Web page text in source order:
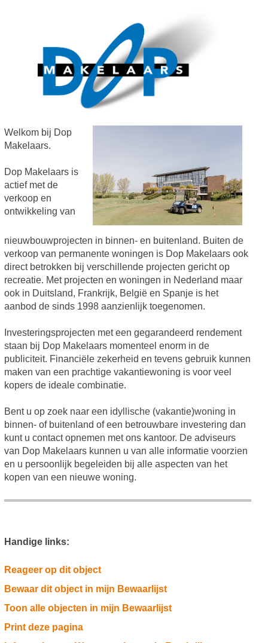
Welkom bij Dop
Makelaars.
Dop Makelaars is
actief met de
verkoop en
ontwikkeling van
nieuwbouwprojecten in binnen- en buitenland. Buiten de
verkoop van permanente woningen is Dop Makelaars ook
direct betrokken bij verschillende projecten gericht op
recreatie. Met projecten en woningen in Nederland maar
ook in Duitsland, Frankrijk, België en Spanje is het
aanbod de sinds 1998 aanzienlijk toegenomen.
Investeringsprojecten met een gegarandeerd rendement
staan bij Dop Makelaars momenteel enorm in de
publiciteit. Financiële zekerheid en tevens gebruik kunnen
maken van een prachtige vakantiewoning is voor veel
kopers de ideale combinatie.
Bent u op zoek naar een idyllische (vakantie)woning in
binnen- of buitenland of een betrouwbare investering dan
kunt u contact opnemen met ons kantoor. De adviseurs
van Dop Makelaars kunnen u van alle informatie voorzien
en u persoonlijk begeleiden bij alle aspecten van het
kopen van een nieuwe woning.
Handige links:
Reageer op dit object
Bewaar dit object in mijn Bewaarlijst
Toon alle objecten in mijn Bewaarlijst
Print deze pagina